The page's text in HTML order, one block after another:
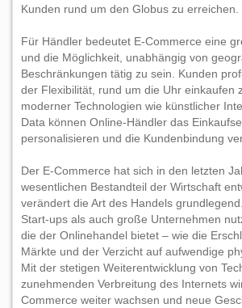
Kunden rund um den Globus zu erreichen.
Für Händler bedeutet E-Commerce eine
und die Möglichkeit, unabhängig von
Beschränkungen tätig zu sein. Kunden
der Flexibilität, rund um die Uhr einkaufen
moderner Technologien wie künstlicher
Data können Online-Händler das
personalisieren und die Kundenbindung
Der E-Commerce hat sich in den letzten
wesentlichen Bestandteil der Wirtschaft
verändert die Art des Handels
Start-ups als auch große Unternehmen
die der Onlinehandel bietet – wie die
Märkte und der Verzicht auf aufwendige
Mit der stetigen Weiterentwicklung von
zunehmenden Verbreitung des Internets
Commerce weiter wachsen und neue